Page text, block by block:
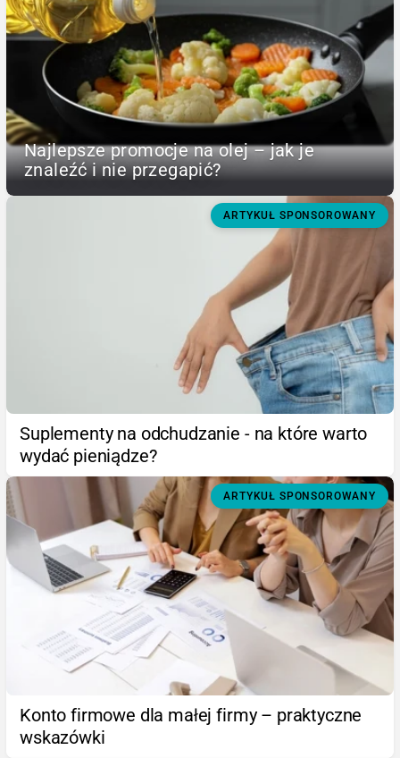
Najlepsze promocje na olej – jak je
znaleźć i nie przegapić?
ARTYKUŁ SPONSOROWANY
Suplementy na odchudzanie - na które warto
wydać pieniądze?
ARTYKUŁ SPONSOROWANY
Konto firmowe dla małej firmy – praktyczne
wskazówki